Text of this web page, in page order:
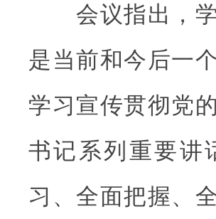
会议指出，学
是当前和今后一
学习宣传贯彻党
书记系列重要讲
习、全面把握、